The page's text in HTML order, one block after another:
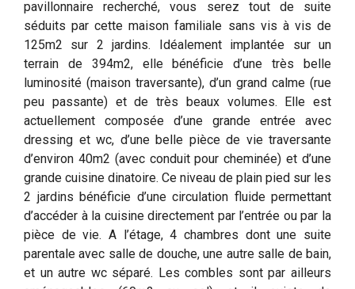
pavillonnaire recherché, vous serez tout de suite
séduits par cette maison familiale sans vis à vis de
125m2 sur 2 jardins. Idéalement implantée sur un
terrain de 394m2, elle bénéficie d’une très belle
luminosité (maison traversante), d’un grand calme (rue
peu passante) et de très beaux volumes. Elle est
actuellement composée d’une grande entrée avec
dressing et wc, d’une belle pièce de vie traversante
d’environ 40m2 (avec conduit pour cheminée) et d’une
grande cuisine dinatoire. Ce niveau de plain pied sur les
2 jardins bénéficie d’une circulation fluide permettant
d’accéder à la cuisine directement par l’entrée ou par la
pièce de vie. A l’étage, 4 chambres dont une suite
parentale avec salle de douche, une autre salle de bain,
et un autre wc séparé. Les combles sont par ailleurs